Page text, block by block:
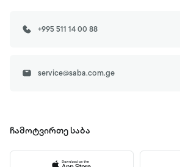
+995 511 14 00 88
service@saba.com.ge
ჩამოტვირთე საბა